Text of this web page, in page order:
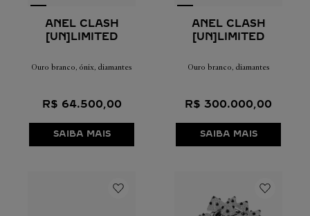
ANEL CLASH
[UN]LIMITED
Ouro branco, ónix, diamantes
R$ 64.500,00
SAIBA MAIS
ANEL CLASH
[UN]LIMITED
Ouro branco, diamantes
R$ 300.000,00
SAIBA MAIS